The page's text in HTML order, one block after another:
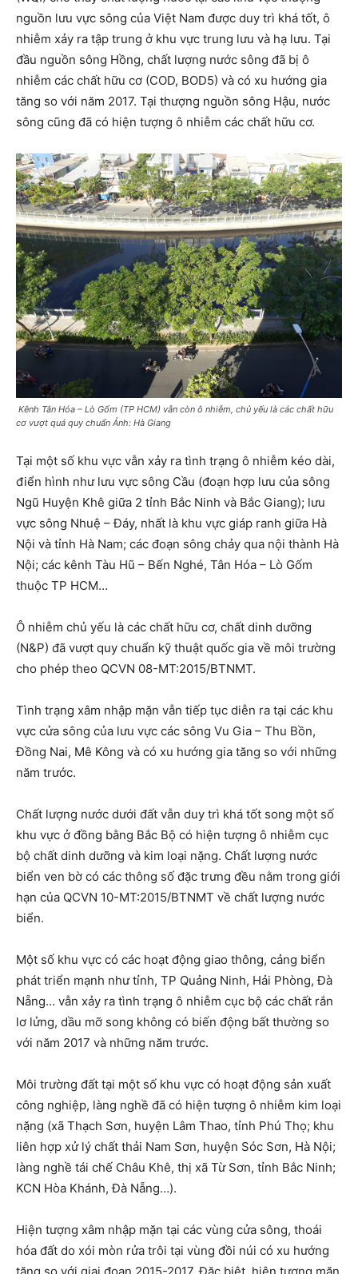
nguồn lưu vực sông của Việt Nam được duy trì khá tốt, ô
nhiễm xảy ra tập trung ở khu vực trung lưu và hạ lưu. Tại
đầu nguồn sông Hồng, chất lượng nước sông đã bị ô
nhiễm các chất hữu cơ (COD, BOD5) và có xu hướng gia
tăng so với năm 2017. Tại thượng nguồn sông Hậu, nước
sông cũng đã có hiện tượng ô nhiễm các chất hữu cơ.
Kênh Tân Hóa – Lò Gốm (TP HCM) vẫn còn ô nhiễm, chủ yếu là các chất hữu
cơ vượt quá quy chuẩn Ảnh: Hà Giang
Tại một số khu vực vẫn xảy ra tình trạng ô nhiễm kéo dài,
điển hình như lưu vực sông Cầu (đoạn hợp lưu của sông
Ngũ Huyện Khê giữa 2 tỉnh Bắc Ninh và Bắc Giang); lưu
vực sông Nhuệ – Đáy, nhất là khu vực giáp ranh giữa Hà
Nội và tỉnh Hà Nam; các đoạn sông chảy qua nội thành Hà
Nội; các kênh Tàu Hũ – Bến Nghé, Tân Hóa – Lò Gốm
thuộc TP HCM…
Ô nhiễm chủ yếu là các chất hữu cơ, chất dinh dưỡng
(N&P) đã vượt quy chuẩn kỹ thuật quốc gia về môi trường
cho phép theo QCVN 08-MT:2015/BTNMT.
Tình trạng xâm nhập mặn vẫn tiếp tục diễn ra tại các khu
vực cửa sông của lưu vực các sông Vu Gia – Thu Bồn,
Đồng Nai, Mê Kông và có xu hướng gia tăng so với những
năm trước.
Chất lượng nước dưới đất vẫn duy trì khá tốt song một số
khu vực ở đồng bằng Bắc Bộ có hiện tượng ô nhiễm cục
bộ chất dinh dưỡng và kim loại nặng. Chất lượng nước
biển ven bờ có các thông số đặc trưng đều nằm trong giới
hạn của QCVN 10-MT:2015/BTNMT về chất lượng nước
biển.
Một số khu vực có các hoạt động giao thông, cảng biển
phát triển mạnh như tỉnh, TP Quảng Ninh, Hải Phòng, Đà
Nẵng… vẫn xảy ra tình trạng ô nhiễm cục bộ các chất rắn
lơ lửng, dầu mỡ song không có biến động bất thường so
với năm 2017 và những năm trước.
Môi trường đất tại một số khu vực có hoạt động sản xuất
công nghiệp, làng nghề đã có hiện tượng ô nhiễm kim loại
nặng (xã Thạch Sơn, huyện Lâm Thao, tỉnh Phú Thọ; khu
liên hợp xử lý chất thải Nam Sơn, huyện Sóc Sơn, Hà Nội;
làng nghề tái chế Châu Khê, thị xã Từ Sơn, tỉnh Bắc Ninh;
KCN Hòa Khánh, Đà Nẵng…).
Hiện tượng xâm nhập mặn tại các vùng cửa sông, thoái
hóa đất do xói mòn rửa trôi tại vùng đồi núi có xu hướng